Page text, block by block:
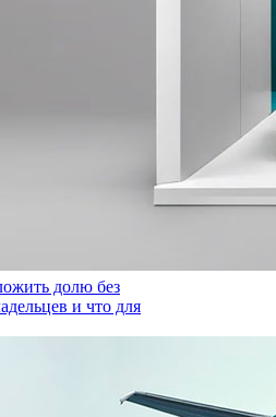
долю без
и что для